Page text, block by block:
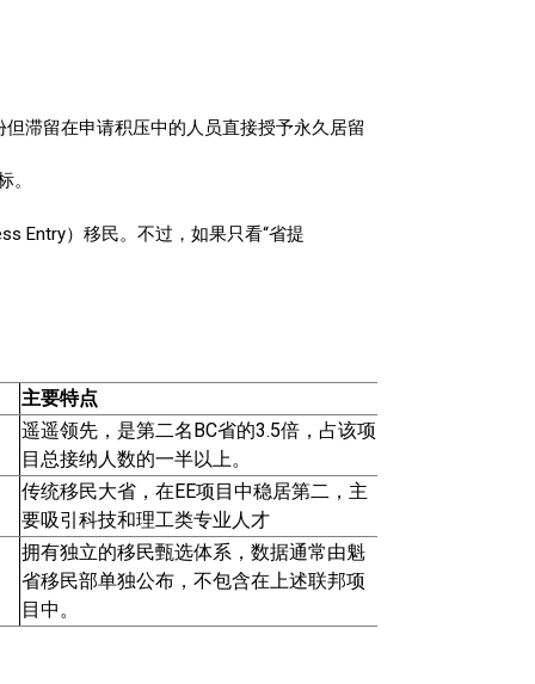
滞留在申请积压中的人员直接授予永久居留
。
Entry）移民。不过，如果只看“省提
主要特点
拥有独立的移民甄选体系，数据通常由魁
省移民部单独公布，不包含在上述联邦项
目中。
遥遥领先，是第二名BC省的3.5倍，占该项
目总接纳人数的一半以上。
传统移民大省，在EE项目中稳居第二，主
要吸引科技和理工类专业人才